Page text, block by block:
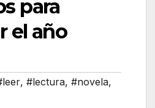
para
el año
, #lectura, #novela,